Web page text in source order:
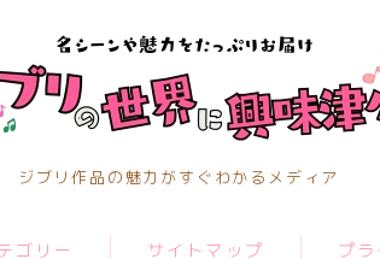
ジブリ作品の魅力がすぐわかるメディア
ゴリー サイトマップ プ